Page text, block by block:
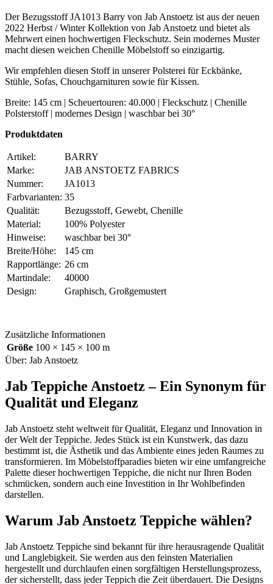
Der Bezugsstoff JA1013 Barry von Jab Anstoetz ist aus der neuen
2022 Herbst / Winter Kollektion von Jab Anstoetz und bietet als
Mehrwert einen hochwertigen Fleckschutz. Sein modernes Muster
macht diesen weichen Chenille Möbelstoff so einzigartig.
Wir empfehlen diesen Stoff in unserer Polsterei für Eckbänke,
Stühle, Sofas, Chouchgarnituren sowie für Kissen.
Breite: 145 cm | Scheuertouren: 40.000 | Fleckschutz | Chenille
Polsterstoff | modernes Design | waschbar bei 30°
Produktdaten
Artikel:
BARRY
Marke:
JAB ANSTOETZ FABRICS
Nummer:
JA1013
Farbvarianten: 35
Qualität:
Bezugsstoff, Gewebt, Chenille
Material:
100% Polyester
Hinweise:
waschbar bei 30°
Breite/Höhe:
145 cm
Rapportlänge: 26 cm
Martindale:
40000
Design:
Graphisch, Großgemustert
Zusätzliche Informationen
Größe 100 × 145 × 100 m
Über: Jab Anstoetz
Jab Teppiche Anstoetz – Ein Synonym für
Qualität und Eleganz
Jab Anstoetz steht weltweit für Qualität, Eleganz und Innovation in
der Welt der Teppiche. Jedes Stück ist ein Kunstwerk, das dazu
bestimmt ist, die Ästhetik und das Ambiente eines jeden Raumes zu
transformieren. Im Möbelstoffparadies bieten wir eine umfangreiche
Palette dieser hochwertigen Teppiche, die nicht nur Ihren Boden
schmücken, sondern auch eine Investition in Ihr Wohlbefinden
darstellen.
Warum Jab Anstoetz Teppiche wählen?
Jab Anstoetz Teppiche sind bekannt für ihre herausragende Qualität
und Langlebigkeit. Sie werden aus den feinsten Materialien
hergestellt und durchlaufen einen sorgfältigen Herstellungsprozess,
der sicherstellt, dass jeder Teppich die Zeit überdauert. Die Designs